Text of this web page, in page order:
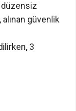
düzensiz
güvenlik
3